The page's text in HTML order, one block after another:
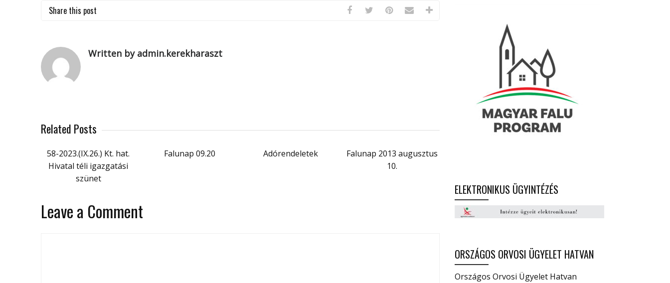
Share this post
Written by admin.kerekharaszt
Related Posts
58-2023.(IX.26.) Kt. hat.
Hivatal téli igazgatási
szünet
Falunap 09.20 Adórendeletek
Falunap 2013 augusztus
10.
Leave a Comment
ELEKTRONIKUS ÜGYINTÉZÉS
ORSZÁGOS ORVOSI ÜGYELET HATVAN
Országos Orvosi Ügyelet Hatvan